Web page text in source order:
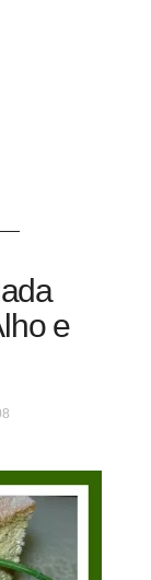
e